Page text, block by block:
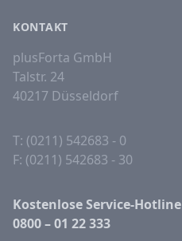
KONTAKT
plusForta GmbH
Talstr. 24
40217 Düsseldorf
T: (0211) 542683 - 0
F: (0211) 542683 - 30
Kostenlose Service-Hotline
0800 – 01 22 333